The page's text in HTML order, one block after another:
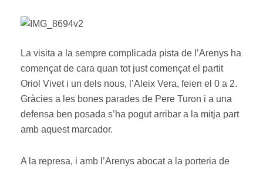
La visita a la sempre complicada pista de l’Arenys ha
començat de cara quan tot just començat el partit
Oriol Vivet i un dels nous, l’Aleix Vera, feien el 0 a 2.
Gràcies a les bones parades de Pere Turon i a una
defensa ben posada s’ha pogut arribar a la mitja part
amb aquest marcador.
A la represa, i amb l’Arenys abocat a la porteria de